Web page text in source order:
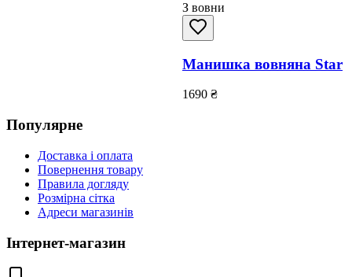
З вовни
Манишка вовняна Star
1690 ₴
Популярне
Доставка і оплата
Повернення товару
Правила догляду
Розмірна сітка
Адреси магазинів
Інтернет-магазин